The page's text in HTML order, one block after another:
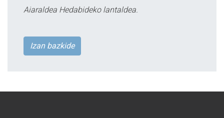
Aiaraldea Hedabideko lantaldea.
Izan bazkide